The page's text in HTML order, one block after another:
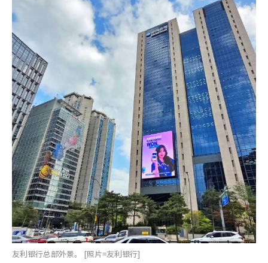
友利银行总部外景。 [照片=友利银行]